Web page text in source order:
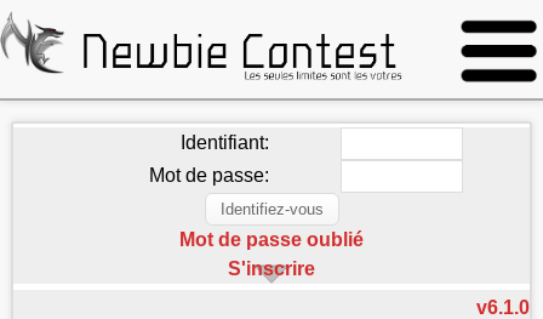
Identifiant:
Mot de passe:
Mot de passe oublié
S'inscrire
v6.1.0